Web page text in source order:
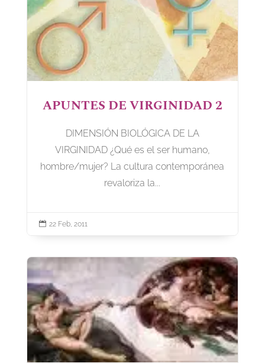
APUNTES DE VIRGINIDAD 2
DIMENSIÓN BIOLÓGICA DE LA
VIRGINIDAD ¿Qué es el ser humano,
hombre/mujer? La cultura contemporánea
revaloriza la...
 22 Feb, 2011